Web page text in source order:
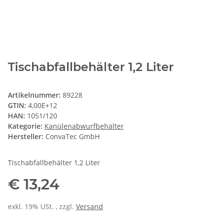
Tischabfallbehälter 1,2 Liter
Artikelnummer: 89228
GTIN: 4,00E+12
HAN: 1051/120
Kategorie: Kanülenabwurfbehälter
Hersteller: ConvaTec GmbH
Tischabfallbehälter 1,2 Liter
€ 13,24
exkl. 19% USt. , zzgl. Versand